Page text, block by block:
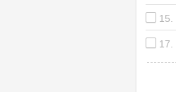
15.
17.